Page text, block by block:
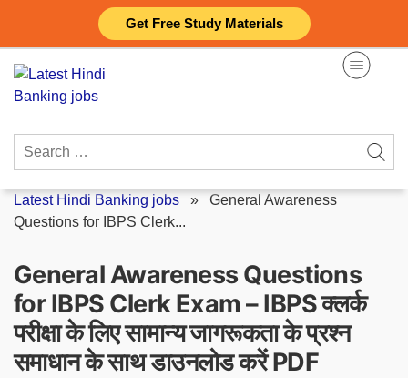
Get Free Study Materials
content
Search
Latest Hindi Banking jobs » General Awareness
Questions for IBPS Clerk...
General Awareness Questions
for IBPS Clerk Exam – IBPS क्लर्क
परीक्षा के लिए सामान्य जागरूकता के प्रश्न
समाधान के साथ डाउनलोड करें PDF